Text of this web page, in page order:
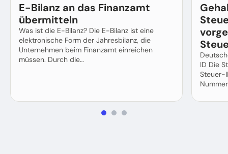
E-Bilanz an das Finanzamt
übermitteln
Was ist die E-Bilanz? Die E-Bilanz ist eine
elektronische Form der Jahresbilanz, die
Unternehmen beim Finanzamt einreichen
müssen. Durch die…
ID Die
Steuer-